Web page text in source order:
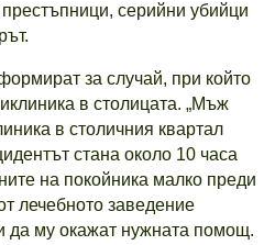
серийни убийци
за случай, при който
в столицата. „Мъж
в столичния квартал
стана около 10 часа
на покойника малко преди
лечебното заведение
да му окажат нужната помощ.